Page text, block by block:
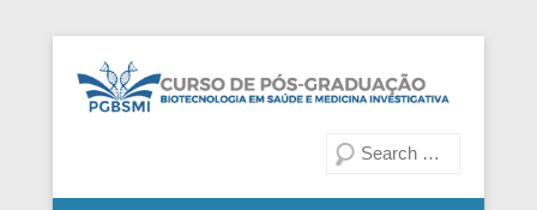
Curso de Pós-Graduação em